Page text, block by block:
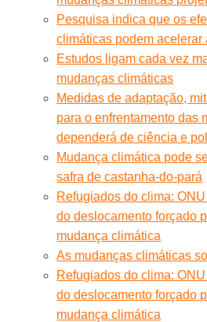
Pesquisa indica que os
climáticas podem acelerar
Estudos ligam cada vez
mudanças climáticas
Medidas de adaptação,
para o enfrentamento das
dependerá de ciência e
Mudança climática pode
safra de castanha-do-pará
Refugiados do clima:
do deslocamento forçado
mudança climática
As mudanças climáticas
Refugiados do clima:
do deslocamento forçado
mudança climática